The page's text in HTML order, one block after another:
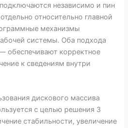
независимо и пин
относительно главной
механизмы
системы. Оба подхода
обеспечивают корректное
к сведениям внутри
дискового массива
с целью решения 3
стабильности, увеличение